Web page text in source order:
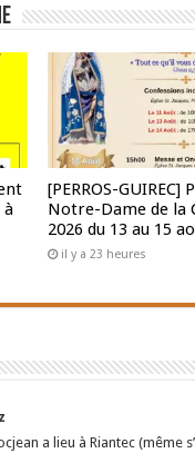
à
[PERROS-GUIREC]
Notre-Dame de la
2026 du 13 au 15
il y a 23 heures
a lieu à Riantec (même